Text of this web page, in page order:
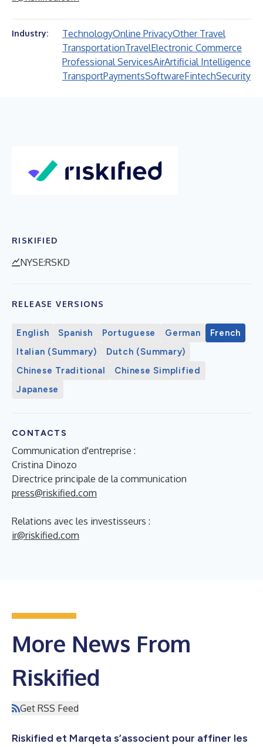
Industry: TechnologyOnline PrivacyOther Travel
TransportationTravelElectronic Commerce
Professional ServicesAirArtificial Intelligence
TransportPaymentsSoftwareFintechSecurity
RISKIFIED
NYSE:RSKD
RELEASE VERSIONS
English Spanish Portuguese German
French
Italian (Summary)
Dutch (Summary)
Chinese Traditional
Chinese Simplified
Japanese
CONTACTS
Communication d'entreprise :
Cristina Dinozo
Directrice principale de la communication
press@riskified.com
Relations avec les investisseurs :
ir@riskified.com
More News From
Riskified
Get RSS Feed
Riskified et Marqeta s’associent pour affiner les